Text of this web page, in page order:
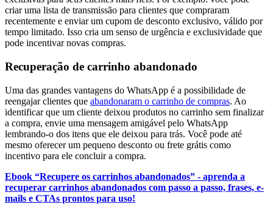
criar uma lista de transmissão para clientes que compraram
recentemente e enviar um cupom de desconto exclusivo, válido por
tempo limitado. Isso cria um senso de urgência e exclusividade que
pode incentivar novas compras.
Recuperação de carrinho abandonado
Uma das grandes vantagens do WhatsApp é a possibilidade de
reengajar clientes que abandonaram o carrinho de compras. Ao
identificar que um cliente deixou produtos no carrinho sem finalizar
a compra, envie uma mensagem amigável pelo WhatsApp
lembrando-o dos itens que ele deixou para trás. Você pode até
mesmo oferecer um pequeno desconto ou frete grátis como
incentivo para ele concluir a compra.
Ebook “Recupere os carrinhos abandonados” - aprenda a
recuperar carrinhos abandonados com passo a passo, frases, e-
mails e CTAs prontos para uso!